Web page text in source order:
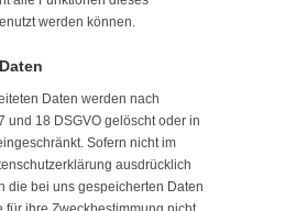
werden können.
Daten werden nach
und 18 DSGVO gelöscht oder in
Sofern nicht im
ausdrücklich
die bei uns gespeicherten Daten